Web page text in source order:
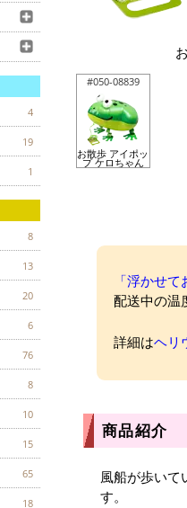
4
19
1
8
13
20
6
76
8
10
15
65
18
#050-08839
お散歩 アイポッ
プ ケロちゃん
「浮かせ
配送中の温
詳細はヘリ
商品紹介
風船が歩いて
す。